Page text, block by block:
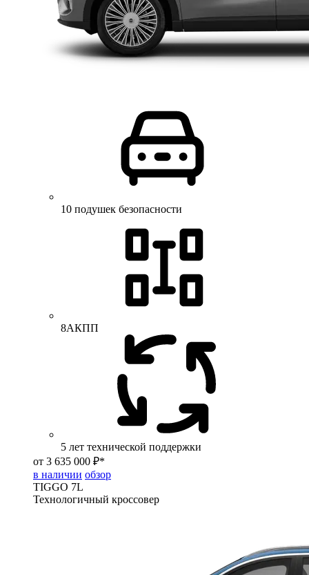
10 подушек безопасности
8АКПП
5 лет технической поддержки
от 3 635 000 ₽*
в наличии обзор
TIGGO 7L
Технологичный кроссовер